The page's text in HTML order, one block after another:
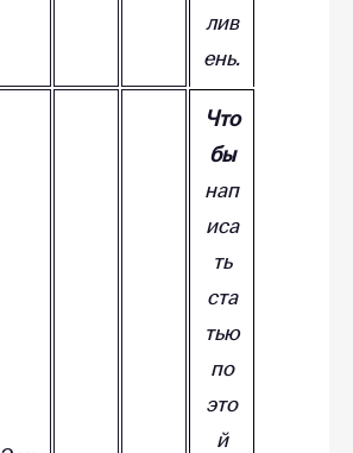
лив
ень.
Что
бы
нап
иса
ть
ста
тью
по
это
й